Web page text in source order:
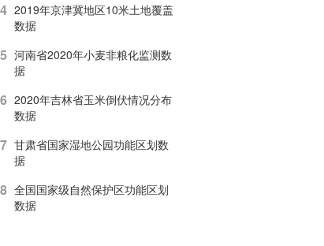
4 2019年京津冀地区10米土地覆盖
数据
5 河南省2020年小麦非粮化监测数
据
6 2020年吉林省玉米倒伏情况分布
数据
7 甘肃省国家湿地公园功能区划数
据
8 全国国家级自然保护区功能区划
数据